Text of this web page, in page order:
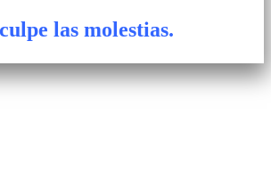
las molestias.